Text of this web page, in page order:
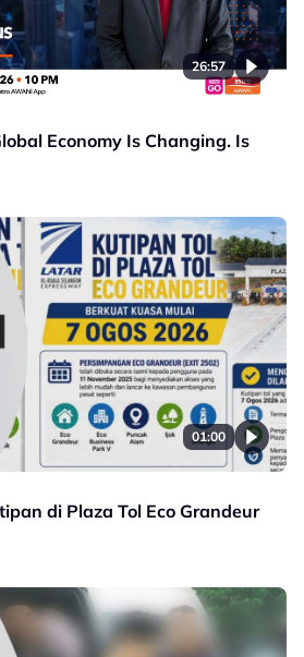
26:57
Economy Is Changing. Is
01:00
di Plaza Tol Eco Grandeur